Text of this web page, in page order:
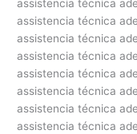
assistencia técnica
assistencia técnica
assistencia técnica
assistencia técnica
assistencia técnica
assistencia técnica
assistencia técnica
assistencia técnica